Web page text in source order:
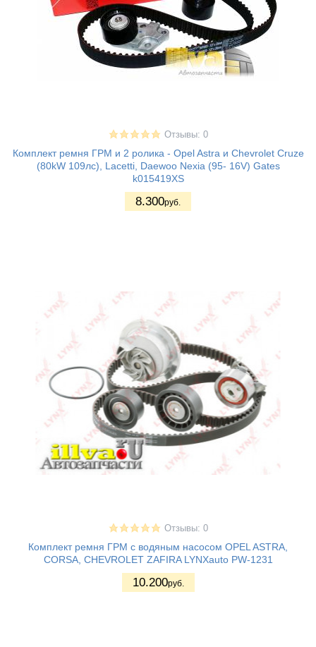
Отзывы: 0
Комплект ремня ГРМ и 2 ролика - Opel Astra и Chevrolet Cruze
(80kW 109лс), Lacetti, Daewoo Nexia (95- 16V) Gates
k015419XS
8.300руб.
Отзывы: 0
Комплект ремня ГРМ с водяным насосом OPEL ASTRA,
CORSA, CHEVROLET ZAFIRA LYNXauto PW-1231
10.200руб.